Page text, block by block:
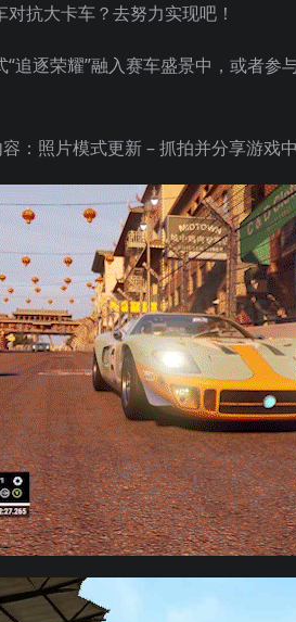
抗大卡车？去努力实现吧！
追逐荣耀”融入赛车盛景中，或者
：照片模式更新 – 抓拍并分享游戏